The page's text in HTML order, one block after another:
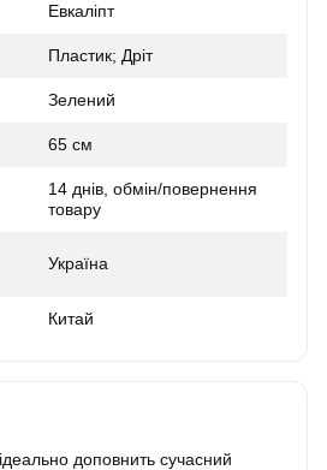
Евкаліпт
Пластик; Дріт
Зелений
65 см
14 днів, обмін/повернення
товару
Україна
Китай
доповнить сучасний